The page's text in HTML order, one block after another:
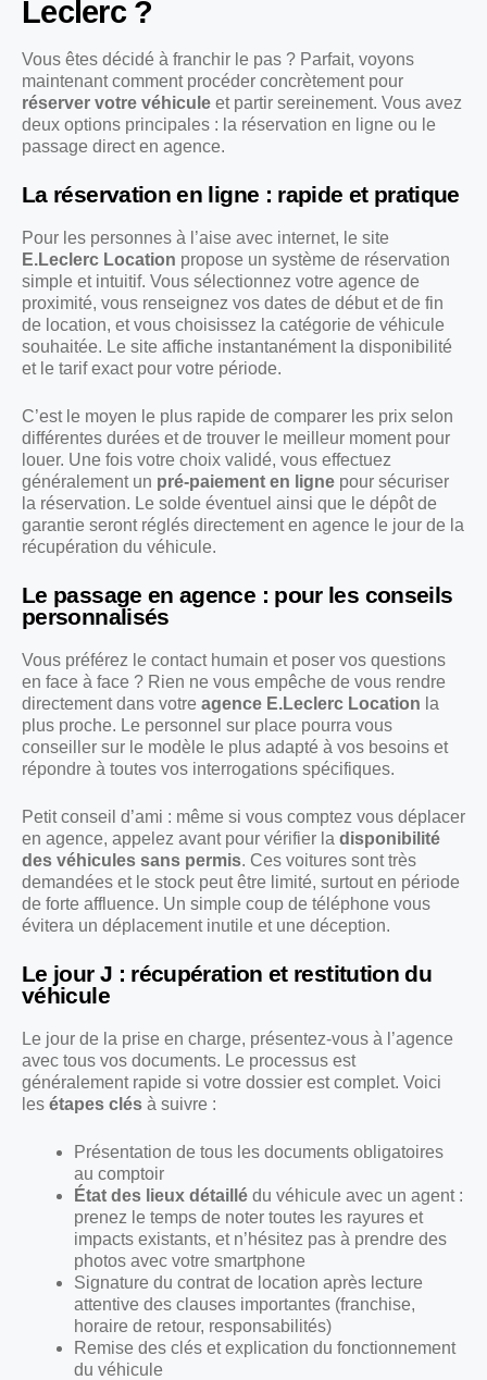
Leclerc ?
Vous êtes décidé à franchir le pas ? Parfait, voyons
maintenant comment procéder concrètement pour
réserver votre véhicule et partir sereinement. Vous avez
deux options principales : la réservation en ligne ou le
passage direct en agence.
La réservation en ligne : rapide et pratique
Pour les personnes à l’aise avec internet, le site
E.Leclerc Location propose un système de réservation
simple et intuitif. Vous sélectionnez votre agence de
proximité, vous renseignez vos dates de début et de fin
de location, et vous choisissez la catégorie de véhicule
souhaitée. Le site affiche instantanément la disponibilité
et le tarif exact pour votre période.
C’est le moyen le plus rapide de comparer les prix selon
différentes durées et de trouver le meilleur moment pour
louer. Une fois votre choix validé, vous effectuez
généralement un pré-paiement en ligne pour sécuriser
la réservation. Le solde éventuel ainsi que le dépôt de
garantie seront réglés directement en agence le jour de la
récupération du véhicule.
Le passage en agence : pour les conseils
personnalisés
Vous préférez le contact humain et poser vos questions
en face à face ? Rien ne vous empêche de vous rendre
directement dans votre agence E.Leclerc Location la
plus proche. Le personnel sur place pourra vous
conseiller sur le modèle le plus adapté à vos besoins et
répondre à toutes vos interrogations spécifiques.
Petit conseil d’ami : même si vous comptez vous déplacer
en agence, appelez avant pour vérifier la disponibilité
des véhicules sans permis. Ces voitures sont très
demandées et le stock peut être limité, surtout en période
de forte affluence. Un simple coup de téléphone vous
évitera un déplacement inutile et une déception.
Le jour J : récupération et restitution du
véhicule
Le jour de la prise en charge, présentez-vous à l’agence
avec tous vos documents. Le processus est
généralement rapide si votre dossier est complet. Voici
les étapes clés à suivre :
Présentation de tous les documents obligatoires
au comptoir
État des lieux détaillé du véhicule avec un agent :
prenez le temps de noter toutes les rayures et
impacts existants, et n’hésitez pas à prendre des
photos avec votre smartphone
Signature du contrat de location après lecture
attentive des clauses importantes (franchise,
horaire de retour, responsabilités)
Remise des clés et explication du fonctionnement
du véhicule